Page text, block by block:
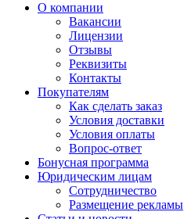
О компании
Вакансии
Лицензии
Отзывы
Реквизиты
Контакты
Покупателям
Как сделать заказ
Условия доставки
Условия оплаты
Вопрос-ответ
Бонусная программа
Юридическим лицам
Сотрудничество
Размещение рекламы